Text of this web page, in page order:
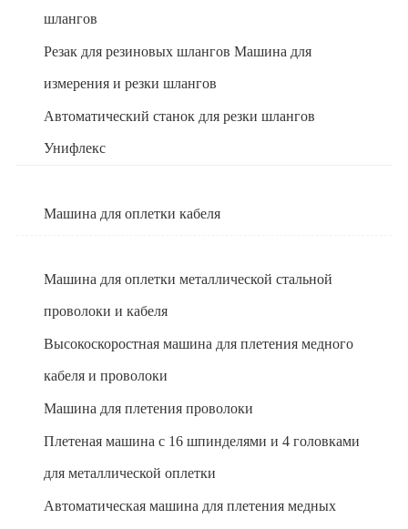
шлангов
Резак для резиновых шлангов Машина для
измерения и резки шлангов
Автоматический станок для резки шлангов
Унифлекс
Машина для оплетки кабеля
Машина для оплетки металлической стальной
проволоки и кабеля
Высокоскоростная машина для плетения медного
кабеля и проволоки
Машина для плетения проволоки
Плетеная машина с 16 шпинделями и 4 головками
для металлической оплетки
Автоматическая машина для плетения медных